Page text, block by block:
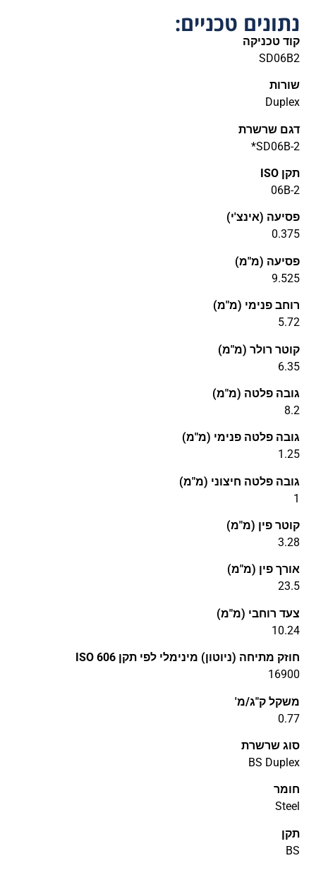
נתונים טכניים:
קוד טכניקה
SD06B2
שורות
Duplex
דגם שרשרת
SD06B-2*
תקן ISO
06B-2
פסיעה (אינצ'י)
0.375
פסיעה (מ"מ)
9.525
רוחב פנימי (מ"מ)
5.72
קוטר רולר (מ"מ)
6.35
גובה פלטה (מ"מ)
8.2
גובה פלטה פנימי (מ"מ)
1.25
גובה פלטה חיצוני (מ"מ)
1
קוטר פין (מ"מ)
3.28
אורך פין (מ"מ)
23.5
צעד רוחבי (מ"מ)
10.24
חוזק מתיחה (ניוטון) מינימלי לפי תקן ISO 606
16900
משקל ק"ג/מ'
0.77
סוג שרשרת
BS Duplex
חומר
Steel
תקן
BS